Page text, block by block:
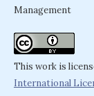
Management
This work is
International